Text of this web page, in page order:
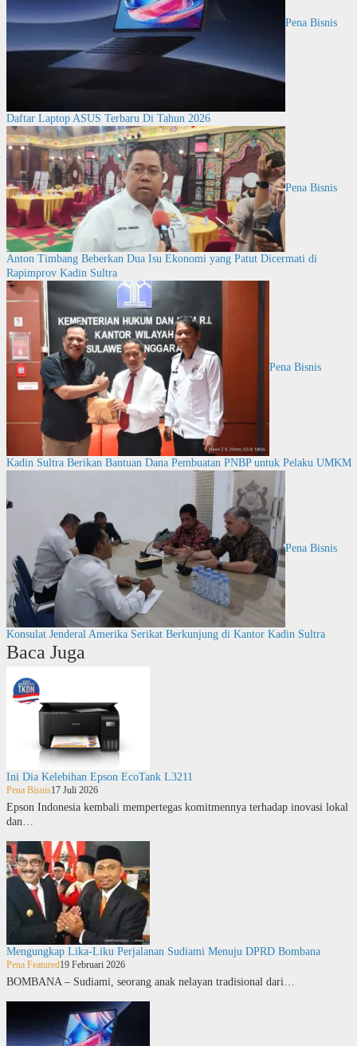
Pena Bisnis
Daftar Laptop ASUS Terbaru Di Tahun 2026
Pena Bisnis
Anton Timbang Beberkan Dua Isu Ekonomi yang Patut Dicermati di
Rapimprov Kadin Sultra
Pena Bisnis
Kadin Sultra Berikan Bantuan Dana Pembuatan PNBP untuk Pelaku UMKM
Pena Bisnis
Konsulat Jenderal Amerika Serikat Berkunjung di Kantor Kadin Sultra
Baca Juga
Ini Dia Kelebihan Epson EcoTank L3211
Pena Bisnis17 Juli 2026
Epson Indonesia kembali mempertegas komitmennya terhadap inovasi lokal
dan…
Mengungkap Lika-Liku Perjalanan Sudiami Menuju DPRD Bombana
Pena Featured19 Februari 2026
BOMBANA – Sudiami, seorang anak nelayan tradisional dari…